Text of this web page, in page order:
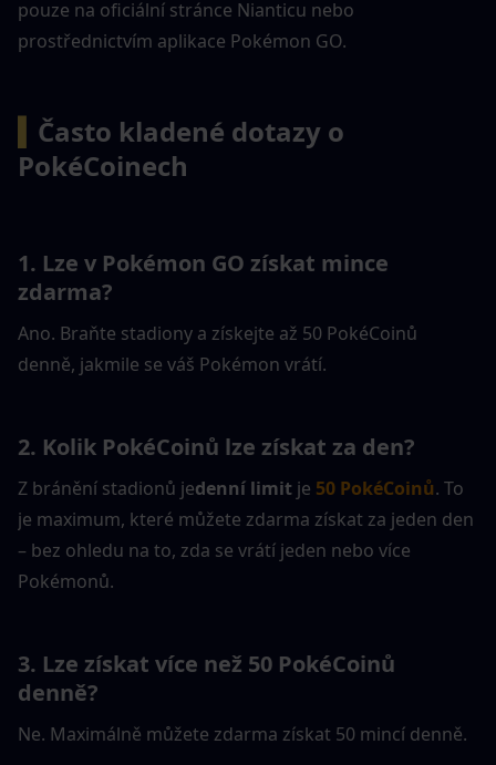
pouze na oficiální stránce Nianticu nebo
prostřednictvím aplikace Pokémon GO.
Často kladené dotazy o
PokéCoinech
1. Lze v Pokémon GO získat mince
zdarma?
Ano. Braňte stadiony a získejte až 50 PokéCoinů
denně, jakmile se váš Pokémon vrátí.
2. Kolik PokéCoinů lze získat za den?
Z bránění stadionů jedenní limit je 50 PokéCoinů. To
je maximum, které můžete zdarma získat za jeden den
– bez ohledu na to, zda se vrátí jeden nebo více
Pokémonů.
3. Lze získat více než 50 PokéCoinů
denně?
Ne. Maximálně můžete zdarma získat 50 mincí denně.